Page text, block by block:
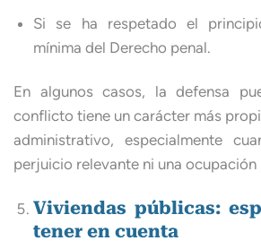
Si se ha respetado el
mínima del Derecho penal.
En algunos casos, la defensa
conflicto tiene un carácter más
administrativo, especialmente
perjuicio relevante ni una
Viviendas públicas:
tener en cuenta